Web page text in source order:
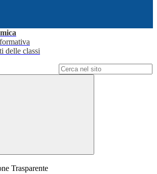
delle classi
Trasparente